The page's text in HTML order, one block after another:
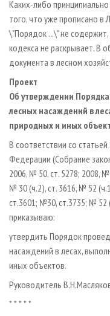
Каких-либо
того, что уже прописано
\"Порядок ...\" не
кодекса не раскрывает. В
документа в лесном
Проект
Об утверждении
лесных насаждений в
природных и иных
В соответствии со
Федерации (Собрание
2006, № 50, ст. 5278; 2008,
№ 30 (ч.2), ст. 3616, № 52
ст.3601; №30, ст.3735; № 52
приказываю:
утвердить Порядок
насаждений в лесах,
иных объектов.
Руководитель
* * * * *